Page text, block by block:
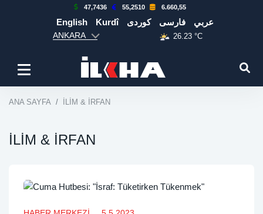
47,7436 55,2510 6.660,55
English Kurdî كوردی فارسی عربي
ANKARA 26.23 °C
ANA SAYFA İLİM & İRFAN
İLİM & İRFAN